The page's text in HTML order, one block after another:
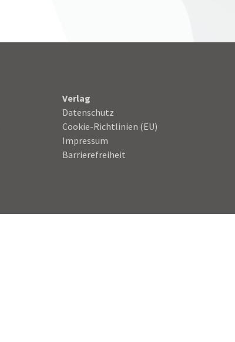
Verlag
Datenschutz
Cookie-Richtlinien (EU)
Impressum
Barrierefreiheit